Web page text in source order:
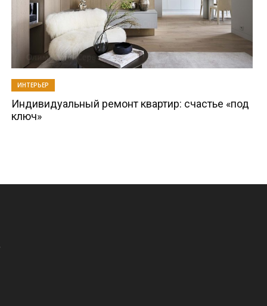
ИНТЕРЬЕР
Индивидуальный ремонт квартир: счастье «под
ключ»